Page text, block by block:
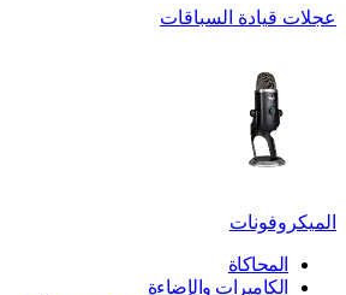
عجلات قيادة السباقات
الميكروفونات
المحاكاة
الكاميرات والإضاءة